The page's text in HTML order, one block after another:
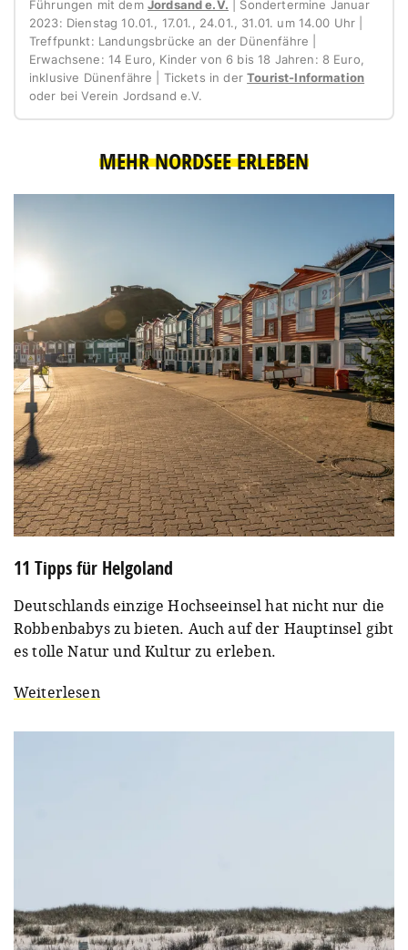
Führungen mit dem Jordsand e.V. | Sondertermine Januar
2023: Dienstag 10.01., 17.01., 24.01., 31.01. um 14.00 Uhr |
Treffpunkt: Landungsbrücke an der Dünenfähre |
Erwachsene: 14 Euro, Kinder von 6 bis 18 Jahren: 8 Euro,
inklusive Dünenfähre | Tickets in derTourist-Information
oder bei Verein Jordsand e.V.
MEHR NORDSEE ERLEBEN
11 Tipps für Helgoland
Deutschlands einzige Hochseeinsel hat nicht nur die
Robbenbabys zu bieten. Auch auf der Hauptinsel gibt
es tolle Natur und Kultur zu erleben.
Weiterlesen